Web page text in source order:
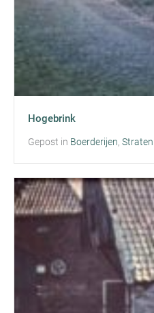
Hogebrink
Gepost in Boerderijen, Straten